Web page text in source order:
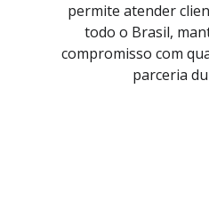
permite atender
todo o Brasil,
compromisso com
parceria